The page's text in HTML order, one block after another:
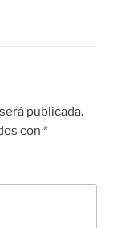
publicada.
con *